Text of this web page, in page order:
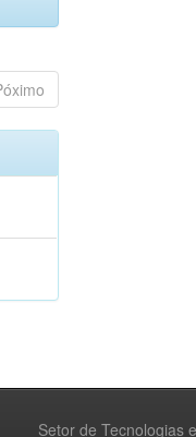
Setor de Tecnologias